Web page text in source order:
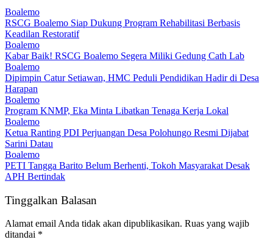
Boalemo
RSCG Boalemo Siap Dukung Program Rehabilitasi Berbasis
Keadilan Restoratif
Boalemo
Kabar Baik! RSCG Boalemo Segera Miliki Gedung Cath Lab
Boalemo
Dipimpin Catur Setiawan, HMC Peduli Pendidikan Hadir di Desa
Harapan
Boalemo
Program KNMP, Eka Minta Libatkan Tenaga Kerja Lokal
Boalemo
Ketua Ranting PDI Perjuangan Desa Polohungo Resmi Dijabat
Sarini Datau
Boalemo
PETI Tangga Barito Belum Berhenti, Tokoh Masyarakat Desak
APH Bertindak
Tinggalkan Balasan
Alamat email Anda tidak akan dipublikasikan. Ruas yang wajib
ditandai *